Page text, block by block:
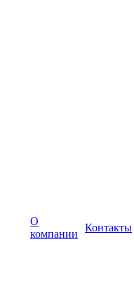
О
компании
Контакты